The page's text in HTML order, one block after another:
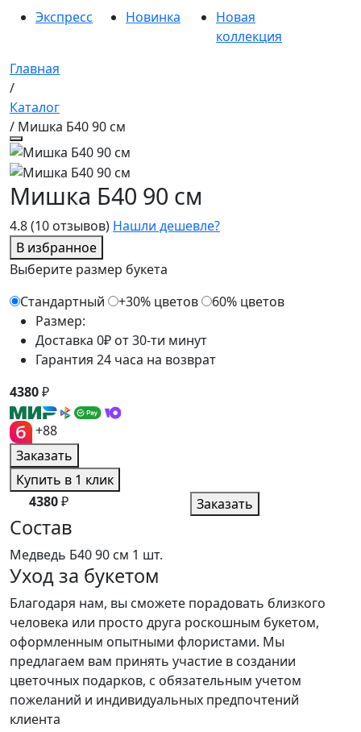
Экспресс
Новинка
Новая
коллекция
Главная
/
Каталог
/ Мишка Б40 90 см
4.8(10 отзывов) Нашли дешевле?
В избранное
Мишка Б40 90 см
Выберите размер букета
Стандартный
+30% цветов
60% цветов
Размер:
Доставка 0₽ от 30-ти минут
Гарантия 24 часа на возврат
4380₽
+88
Заказать
Купить в 1 клик
4380₽ Заказать
Состав
Медведь Б40 90 см 1 шт.
Уход за букетом
Благодаря нам, вы сможете порадовать близкого
человека или просто друга роскошным букетом,
оформленным опытными флористами. Мы
предлагаем вам принять участие в создании
цветочных подарков, с обязательным учетом
пожеланий и индивидуальных предпочтений
клиента